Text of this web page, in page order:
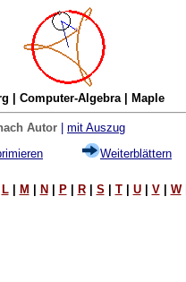
| Computer-Algebra | Maple
Autor
mit Auszug
Weiterblättern
L| M N P| R| S T| U| V| W|